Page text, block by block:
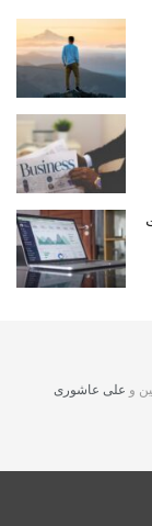
و علی عاشوری